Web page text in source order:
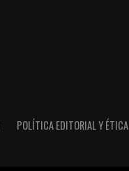
POLÍTICA EDITORIAL Y ÉTICA